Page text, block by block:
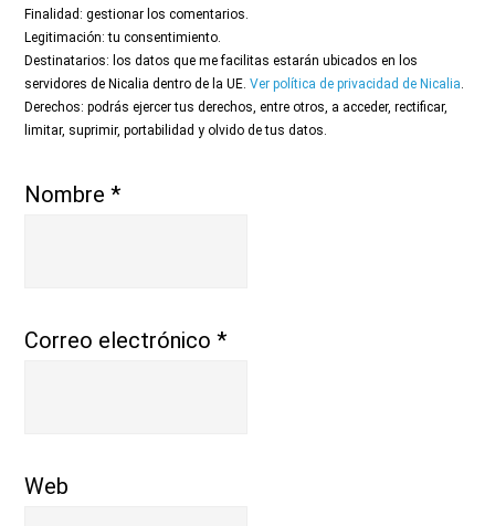
Finalidad: gestionar los comentarios.
Legitimación: tu consentimiento.
Destinatarios: los datos que me facilitas estarán ubicados en los
servidores de Nicalia dentro de la UE.Ver política de privacidad de Nicalia.
Derechos: podrás ejercer tus derechos, entre otros, a acceder, rectificar,
limitar, suprimir, portabilidad y olvido de tus datos.
Nombre*
Correo electrónico*
Web